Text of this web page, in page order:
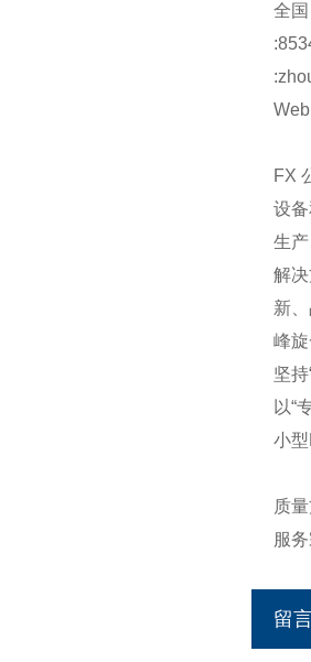
全
FX
设
生
解
新
峰
坚
以“
小
质
服
留